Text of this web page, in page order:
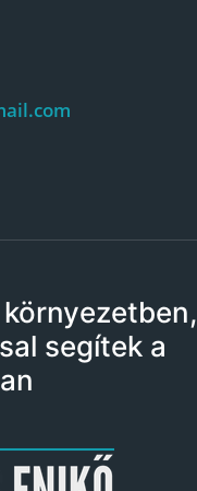
segítek a